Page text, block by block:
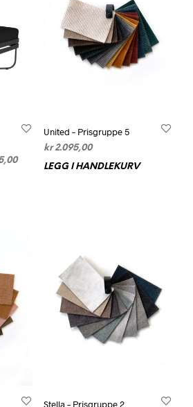
Prisområde:
Alternativene
velges
produktsiden
United – Prisgruppe 5
kr2.095,00
LEGG I HANDLEKURV
Stella – Prisgruppe 2